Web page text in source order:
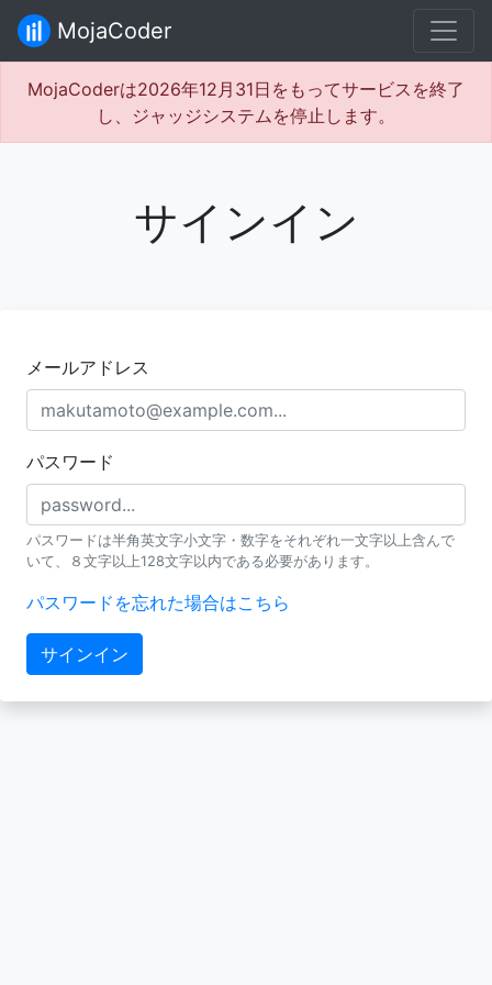
MojaCoder
MojaCoderは2026年12月31日をもってサービスを終了
し、ジャッジシステムを停止します。
サインイン
メールアドレス
パスワード
パスワードは半角英文字小文字・数字をそれぞれ一文字以上含んで
いて、８文字以上128文字以内である必要があります。
パスワードを忘れた場合はこちら
サインイン